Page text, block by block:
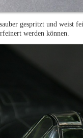
gespritzt und weist
werden können.